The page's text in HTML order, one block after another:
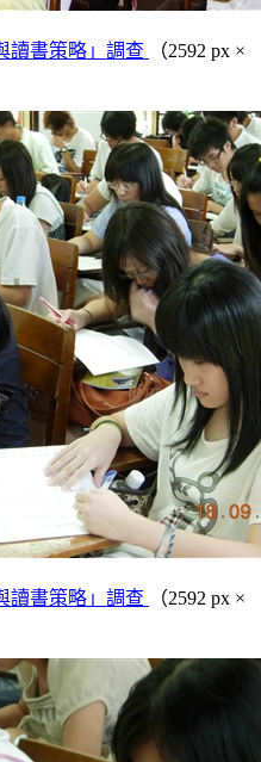
讀書策略」調查
（2592 px ×
讀書策略」調查
（2592 px ×